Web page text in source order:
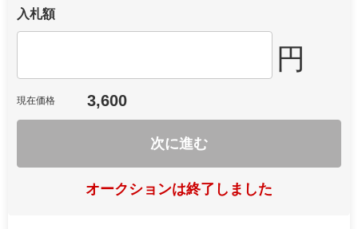
入札額
円
現在価格 3,600
次に進む
オークションは終了しました